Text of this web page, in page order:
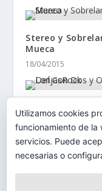
Stereo y
Mueca
18/04/2015
Def Con Dos y
del LonjasRock
03/07/2018
Utilizamos cookies
funcionamiento de la
servicios. Puede
necesarias o